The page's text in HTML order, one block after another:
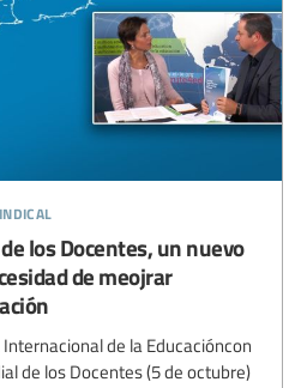
los Docentes, un nuevo
de meojrar
de la Educacióncon
de los Docentes (5 de octubre)